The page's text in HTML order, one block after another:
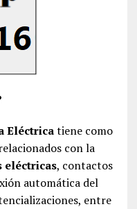
Eléctricatiene como
con la
eléctricas, contactos
automática del
entre